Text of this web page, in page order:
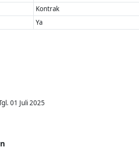
Kontrak
Ya
01 Juli 2025